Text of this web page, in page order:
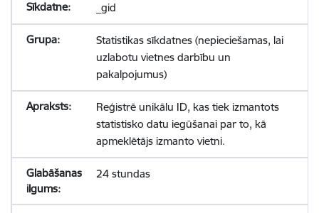
_gid
Statistikas sīkdatnes (nepieciešamas, lai
uzlabotu vietnes darbību un
pakalpojumus)
Reģistrē unikālu ID, kas tiek izmantots
statistisko datu iegūšanai par to, kā
apmeklētājs izmanto vietni.
24 stundas